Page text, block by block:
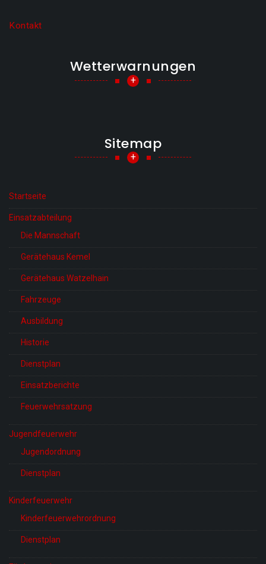
Kontakt
Wetterwarnungen
+
Sitemap
+
Startseite
Einsatzabteilung
Die Mannschaft
Gerätehaus Kemel
Gerätehaus Watzelhain
Fahrzeuge
Ausbildung
Historie
Dienstplan
Einsatzberichte
Feuerwehrsatzung
Jugendfeuerwehr
Jugendordnung
Dienstplan
Kinderfeuerwehr
Kinderfeuerwehrordnung
Dienstplan